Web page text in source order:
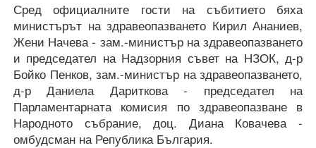
Сред официалните гости на събитието бяха
министърът на здравеопазването Кирил Ананиев,
Жени Начева - зам.-министър на здравеопазването
и председател на Надзорния съвет на НЗОК, д-р
Бойко Пенков, зам.-министър на здравеопазването,
д-р Даниела Дариткова - председател на
Парламентарната комисия по здравеопазване в
Народното събрание, доц. Диана Ковачева -
омбудсман на Република България.